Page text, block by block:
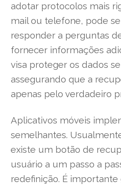
adotar protocolos mais
mail ou telefone, pode
responder a perguntas
fornecer informações
visa proteger os dados
assegurando que a
apenas pelo verdadeiro
Aplicativos móveis
semelhantes.
existe um botão de
usuário a um passo a
redefinição. É